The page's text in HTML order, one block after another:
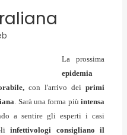
La prossima
epidemia
con l'arrivo dei primi
. Sarà una forma piùintensa
a sentire gli esperti i casi
infettivologi consigliano il